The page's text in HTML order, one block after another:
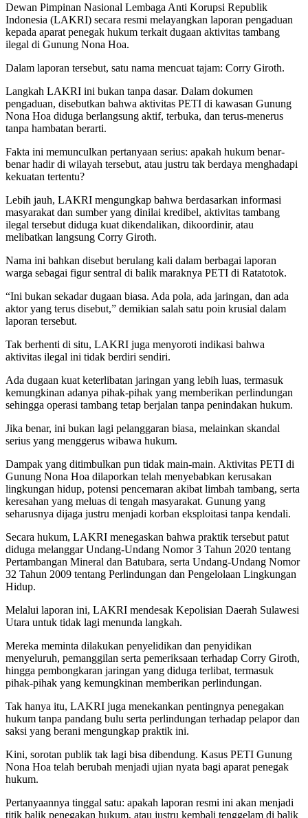
Dewan Pimpinan Nasional Lembaga Anti Korupsi Republik
Indonesia (LAKRI) secara resmi melayangkan laporan pengaduan
kepada aparat penegak hukum terkait dugaan aktivitas tambang
ilegal di Gunung Nona Hoa.
‎‎Dalam laporan tersebut, satu nama mencuat tajam: Corry Giroth.‎
Langkah LAKRI ini bukan tanpa dasar. Dalam dokumen
pengaduan, disebutkan bahwa aktivitas PETI di kawasan Gunung
Nona Hoa diduga berlangsung aktif, terbuka, dan terus-menerus
tanpa hambatan berarti. ‎‎
Fakta ini memunculkan pertanyaan serius: apakah hukum benar-
benar hadir di wilayah tersebut, atau justru tak berdaya menghadapi
kekuatan tertentu?
‎Lebih jauh, LAKRI mengungkap bahwa berdasarkan informasi
masyarakat dan sumber yang dinilai kredibel, aktivitas tambang
ilegal tersebut diduga kuat dikendalikan, dikoordinir, atau
melibatkan langsung Corry Giroth. ‎‎
Nama ini bahkan disebut berulang kali dalam berbagai laporan
warga sebagai figur sentral di balik maraknya PETI di Ratatotok.‎‎
“Ini bukan sekadar dugaan biasa. Ada pola, ada jaringan, dan ada
aktor yang terus disebut,” demikian salah satu poin krusial dalam
laporan tersebut.‎‎
Tak berhenti di situ, LAKRI juga menyoroti indikasi bahwa
aktivitas ilegal ini tidak berdiri sendiri.
Ada dugaan kuat keterlibatan jaringan yang lebih luas, termasuk
kemungkinan adanya pihak-pihak yang memberikan perlindungan
sehingga operasi tambang tetap berjalan tanpa penindakan hukum. ‎‎
Jika benar, ini bukan lagi pelanggaran biasa, melainkan skandal
serius yang menggerus wibawa hukum.‎
Dampak yang ditimbulkan pun tidak main-main. Aktivitas PETI di
Gunung Nona Hoa dilaporkan telah menyebabkan kerusakan
lingkungan hidup, potensi pencemaran akibat limbah tambang, serta
keresahan yang meluas di tengah masyarakat. Gunung yang
seharusnya dijaga justru menjadi korban eksploitasi tanpa kendali.‎‎
Secara hukum, LAKRI menegaskan bahwa praktik tersebut patut
diduga melanggar Undang-Undang Nomor 3 Tahun 2020 tentang
Pertambangan Mineral dan Batubara, serta Undang-Undang Nomor
32 Tahun 2009 tentang Perlindungan dan Pengelolaan Lingkungan
Hidup.‎
Melalui laporan ini, LAKRI mendesak Kepolisian Daerah Sulawesi
Utara untuk tidak lagi menunda langkah.
Mereka meminta dilakukan penyelidikan dan penyidikan
menyeluruh, pemanggilan serta pemeriksaan terhadap Corry Giroth,
hingga pembongkaran jaringan yang diduga terlibat, termasuk
pihak-pihak yang kemungkinan memberikan perlindungan.
‎Tak hanya itu, LAKRI juga menekankan pentingnya penegakan
hukum tanpa pandang bulu serta perlindungan terhadap pelapor dan
saksi yang berani mengungkap praktik ini.‎‎
Kini, sorotan publik tak lagi bisa dibendung. Kasus PETI Gunung
Nona Hoa telah berubah menjadi ujian nyata bagi aparat penegak
hukum.
‎‎Pertanyaannya tinggal satu: apakah laporan resmi ini akan menjadi
titik balik penegakan hukum, atau justru kembali tenggelam di balik